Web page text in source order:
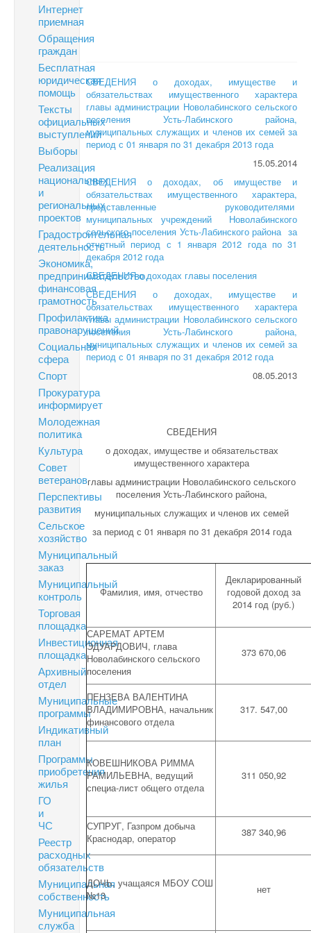
Интернет
приемная
Обращения
граждан
Бесплатная
юридическая
помощь
Тексты
официальных
выступлений
Выборы
Реализация
национальных
и
региональных
проектов
Градостроительная
деятельность
Экономика,
предпринимательство,
финансовая
грамотность
Профилактика
правонарушений
Социальная
сфера
Спорт
Прокуратура
информирует
Молодежная
политика
Культура
Совет
ветеранов
Перспективы
развития
Сельское
хозяйство
Муниципальный
заказ
Муниципальный
контроль
Торговая
площадка
Инвестиционная
площадка
Архивный
отдел
Муниципальные
программы
Индикативный
план
Программы
приобретения
жилья
ГО
и
ЧС
Реестр
расходных
обязательств
Муниципальная
собственность
Муниципальная
служба
СВЕДЕНИЯ о доходах, имуществе и
обязательствах имущественного характера
главы администрации Новолабинского сельского
поселения Усть-Лабинского района,
муниципальных служащих и членов их семей за
период с 01 января по 31 декабря 2013 года
15.05.2014
СВЕДЕНИЯ о доходах, об имуществе и
обязательствах имущественного характера,
представленные руководителями
муниципальных учреждений Новолабинского
сельского поселения Усть-Лабинского района за
отчетный период с 1 января 2012 года по 31
декабря 2012 года
СВЕДЕНИЯ о доходах главы поселения
СВЕДЕНИЯ о доходах, имуществе и
обязательствах имущественного характера
главы администрации Новолабинского сельского
поселения Усть-Лабинского района,
муниципальных служащих и членов их семей за
период с 01 января по 31 декабря 2012 года
08.05.2013
СВЕДЕНИЯ
о доходах, имуществе и обязательствах
имущественного характера
главы администрации Новолабинского сельского
поселения Усть-Лабинского района,
муниципальных служащих и членов их семей
за период с 01 января по 31 декабря 2014 года
Фамилия, имя, отчество
Декларированный
годовой доход за
2014 год (руб.)
САРЕМАТ АРТЕМ
ЭДУАРДОВИЧ, глава
Новолабинского сельского
поселения
373 670,06
ПЕНЗЕВА ВАЛЕНТИНА
ВЛАДИМИРОВНА, начальник
финансового отдела
317. 547,00
КОВЕШНИКОВА РИММА
РАМИЛЬЕВНА, ведущий
специа-лист общего отдела
311 050,92
СУПРУГ, Газпром добыча
Краснодар, оператор
387 340,96
ДОЧЬ, учащаяся МБОУ СОШ
№13
нет